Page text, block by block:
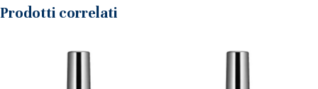
Prodotti correlati